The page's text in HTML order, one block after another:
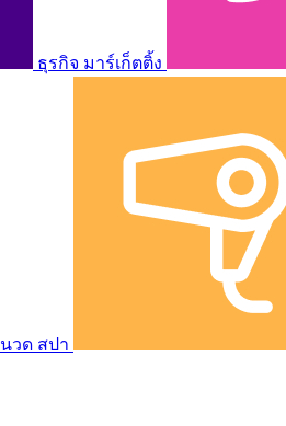
ธุรกิจ มาร์เก็ตติ้ง
นวด สปา